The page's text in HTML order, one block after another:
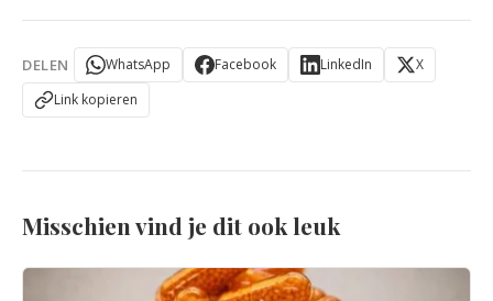
DELEN WhatsApp Facebook LinkedIn
X
Link kopieren
Misschien vind je dit ook leuk